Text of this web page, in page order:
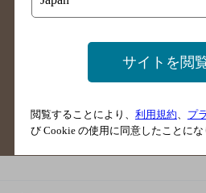
掲載店舗様ロ
サイトマップ ご意見・
サイトを閲
閲覧することにより、 利用規約 プ
び Cookie の使用に同意したことにな